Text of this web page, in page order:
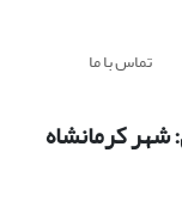
تماس با ما
کرمانشاه